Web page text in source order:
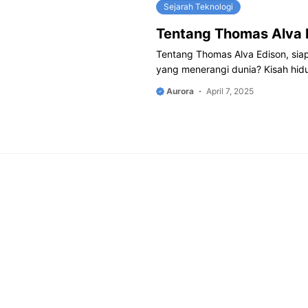
Sejarah Teknologi
Tentang Thomas Alva
Tentang Thomas Alva Edison,
yang menerangi dunia? Kisah
Aurora April 7, 2025